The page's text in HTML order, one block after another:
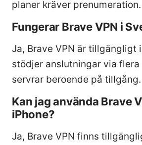
planer kräver prenumeration.
Fungerar Brave VPN i
Ja, Brave VPN är tillgängligt
stödjer anslutningar via flera
servrar beroende på tillgång.
Kan jag använda Brave
iPhone?
Ja, Brave VPN finns